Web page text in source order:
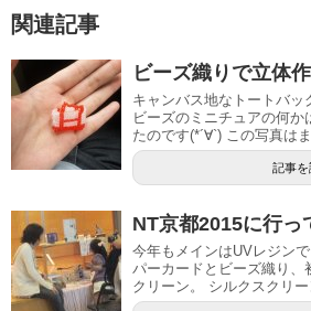
関連記事
ビーズ織りで立体
キャンバス地なトートバッ
ビーズのミニチュアの何か
たのです(*´∀`) この写真は
記事を
NT京都2015に行っ
今年もメインはUVレジン
パーカードとビーズ織り、
クリーン。 シルクスクリ